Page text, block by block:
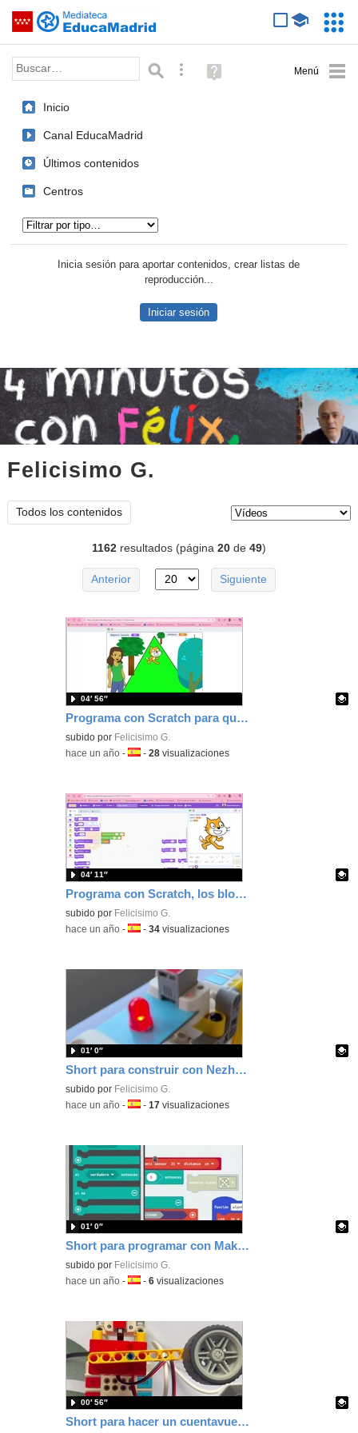
Saltar navegación
Palabra o frase: Búsqueda avanzada
Ayuda
(en
Inicio
Canal EducaMadrid
Últimos contenidos
Centros
Inicia sesión para aportar contenidos, crear listas de
reproducción...
Iniciar sesión
Felicisimo G.
Todos los contenidos
1162resultados (página 20de 49)
Anterior Siguiente
Programa con Scratch para que tu objeto se acerque o aleje variando su tamaño con los bloques de apariencia.
Contenido educativo.
subido por Felicisimo G.
04′ 56″
-hace un año -Idioma:
-28 visualizaciones
Programa con Scratch, los bloques de apariencia para cambiar el tamaño de un objeto.
Contenido educativo.
subido por Felicisimo G.
04′ 11″
-hace un año -Idioma:
-34 visualizaciones
Short para construir con Nezha una alarma con un LED programando con MakeCode.
Contenido educativo.
subido por Felicisimo G.
01′ 0″
-hace un año -Idioma:
-17 visualizaciones
Short para programar con MakeCode una alarma silenciosa con un LED rojo que se activa al retirar un objeto.
Contenido educativo.
subido por Felicisimo G.
01′ 0″
-hace un año -Idioma:
-6 visualizaciones
Short para hacer un cuentavueltas programando con MakeCode tu placa microbit usando los bloques de construcción de Nezha.
00′ 56″